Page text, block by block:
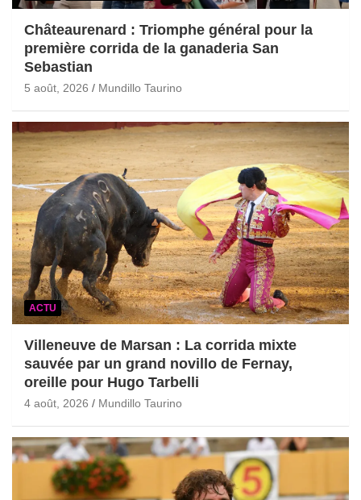
Châteaurenard : Triomphe général pour la
première corrida de la ganaderia San
Sebastian
5 août, 2026 Mundillo Taurino
ACTU
Villeneuve de Marsan : La corrida mixte
sauvée par un grand novillo de Fernay,
oreille pour Hugo Tarbelli
4 août, 2026 Mundillo Taurino